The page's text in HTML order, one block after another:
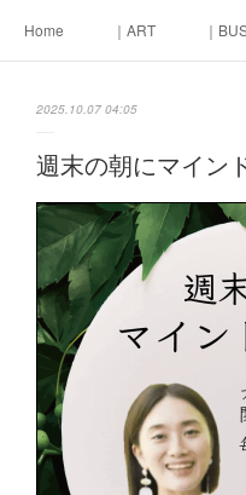
Home ｜ART ｜
2025.10.07 04:05
週末の朝にマイン